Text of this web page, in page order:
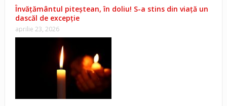
Învățământul piteștean, în doliu! S-a stins din viață un
dascăl de excepție
aprilie 23, 2026